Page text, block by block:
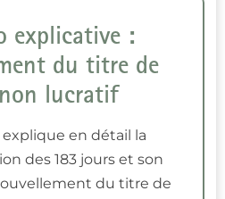
explicative :
du titre de
lucratif
en détail la
des 183 jours et son
du titre de